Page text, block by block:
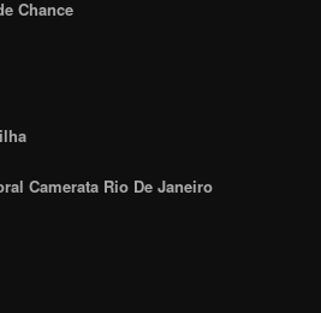
Chance
Camerata Rio De Janeiro